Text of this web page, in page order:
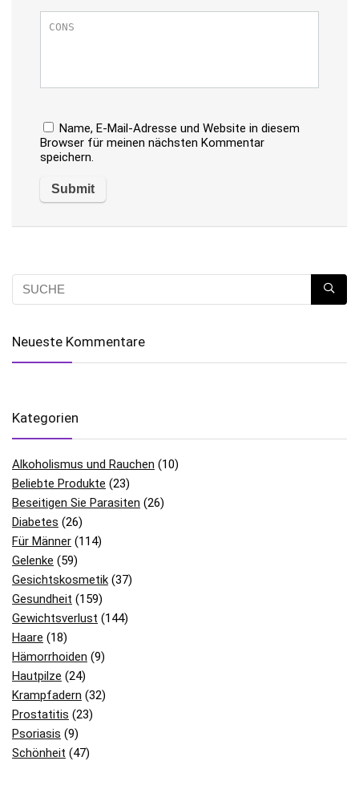
Name, E-Mail-Adresse und Website in diesem
Browser für meinen nächsten Kommentar
speichern.
Neueste Kommentare
Kategorien
Alkoholismus und Rauchen (10)
Beliebte Produkte (23)
Beseitigen Sie Parasiten (26)
Diabetes (26)
Für Männer (114)
Gelenke (59)
Gesichtskosmetik (37)
Gesundheit (159)
Gewichtsverlust (144)
Haare (18)
Hämorrhoiden (9)
Hautpilze (24)
Krampfadern (32)
Prostatitis (23)
Psoriasis (9)
Schönheit (47)